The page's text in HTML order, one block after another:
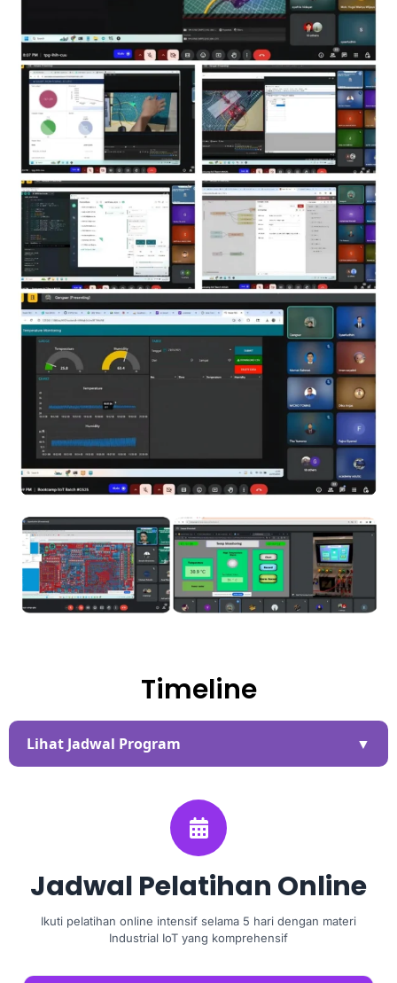
Timeline
Lihat Jadwal Program ▼
Pendaftaran Bootcamp
Online
Jadwal Pelatihan Online
Ikuti pelatihan online intensif selama 5 hari dengan materi
Industrial IoT yang komprehensif